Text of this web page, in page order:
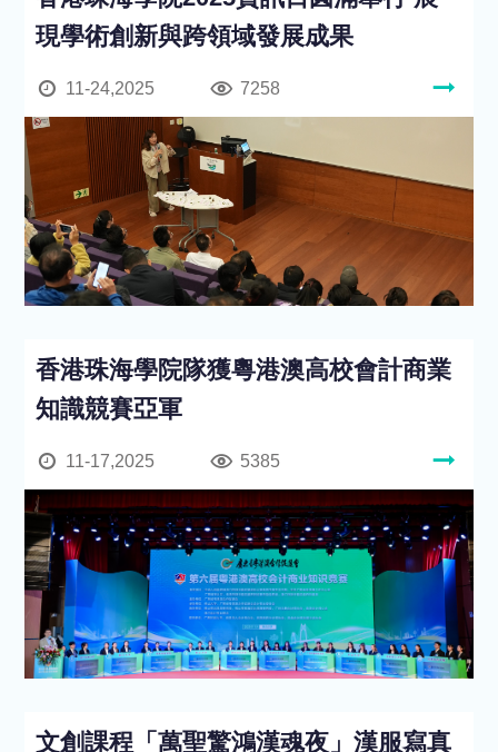
現學術創新與跨領域發展成果
11-24,2025 7258
香港珠海學院隊獲粵港澳高校會計商業
知識競賽亞軍
11-17,2025 5385
文創課程「萬聖驚鴻漢魂夜」漢服寫真